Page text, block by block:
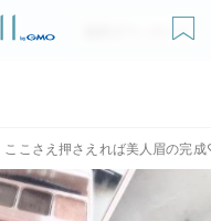
無料ダウンロード
ここさえ押さえれば美人眉の完